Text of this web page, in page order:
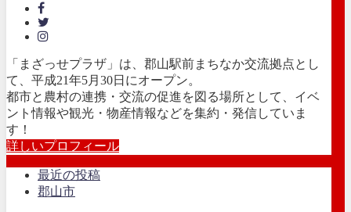
「まざっせプラザ」は、郡山駅前まちなか交流拠点とし
て、平成21年5月30日にオープン。
都市と農村の連携・交流の促進を図る場所として、イベ
ント情報や観光・物産情報などを集約・発信していま
す！
詳しいプロフィール
最近の投稿
郡山市